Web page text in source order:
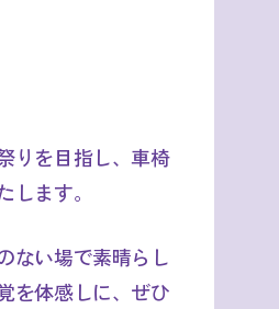
りを目指し、車椅
ます。
ない場で素晴らし
を体感しに、ぜひ